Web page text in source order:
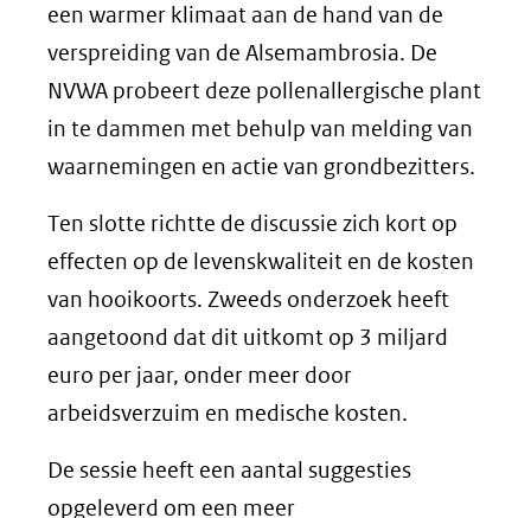
een warmer klimaat aan de hand van de
verspreiding van de Alsemambrosia. De
NVWA probeert deze pollenallergische plant
in te dammen met behulp van melding van
waarnemingen en actie van grondbezitters.
Ten slotte richtte de discussie zich kort op
effecten op de levenskwaliteit en de kosten
van hooikoorts. Zweeds onderzoek heeft
aangetoond dat dit uitkomt op 3 miljard
euro per jaar, onder meer door
arbeidsverzuim en medische kosten.
De sessie heeft een aantal suggesties
opgeleverd om een meer